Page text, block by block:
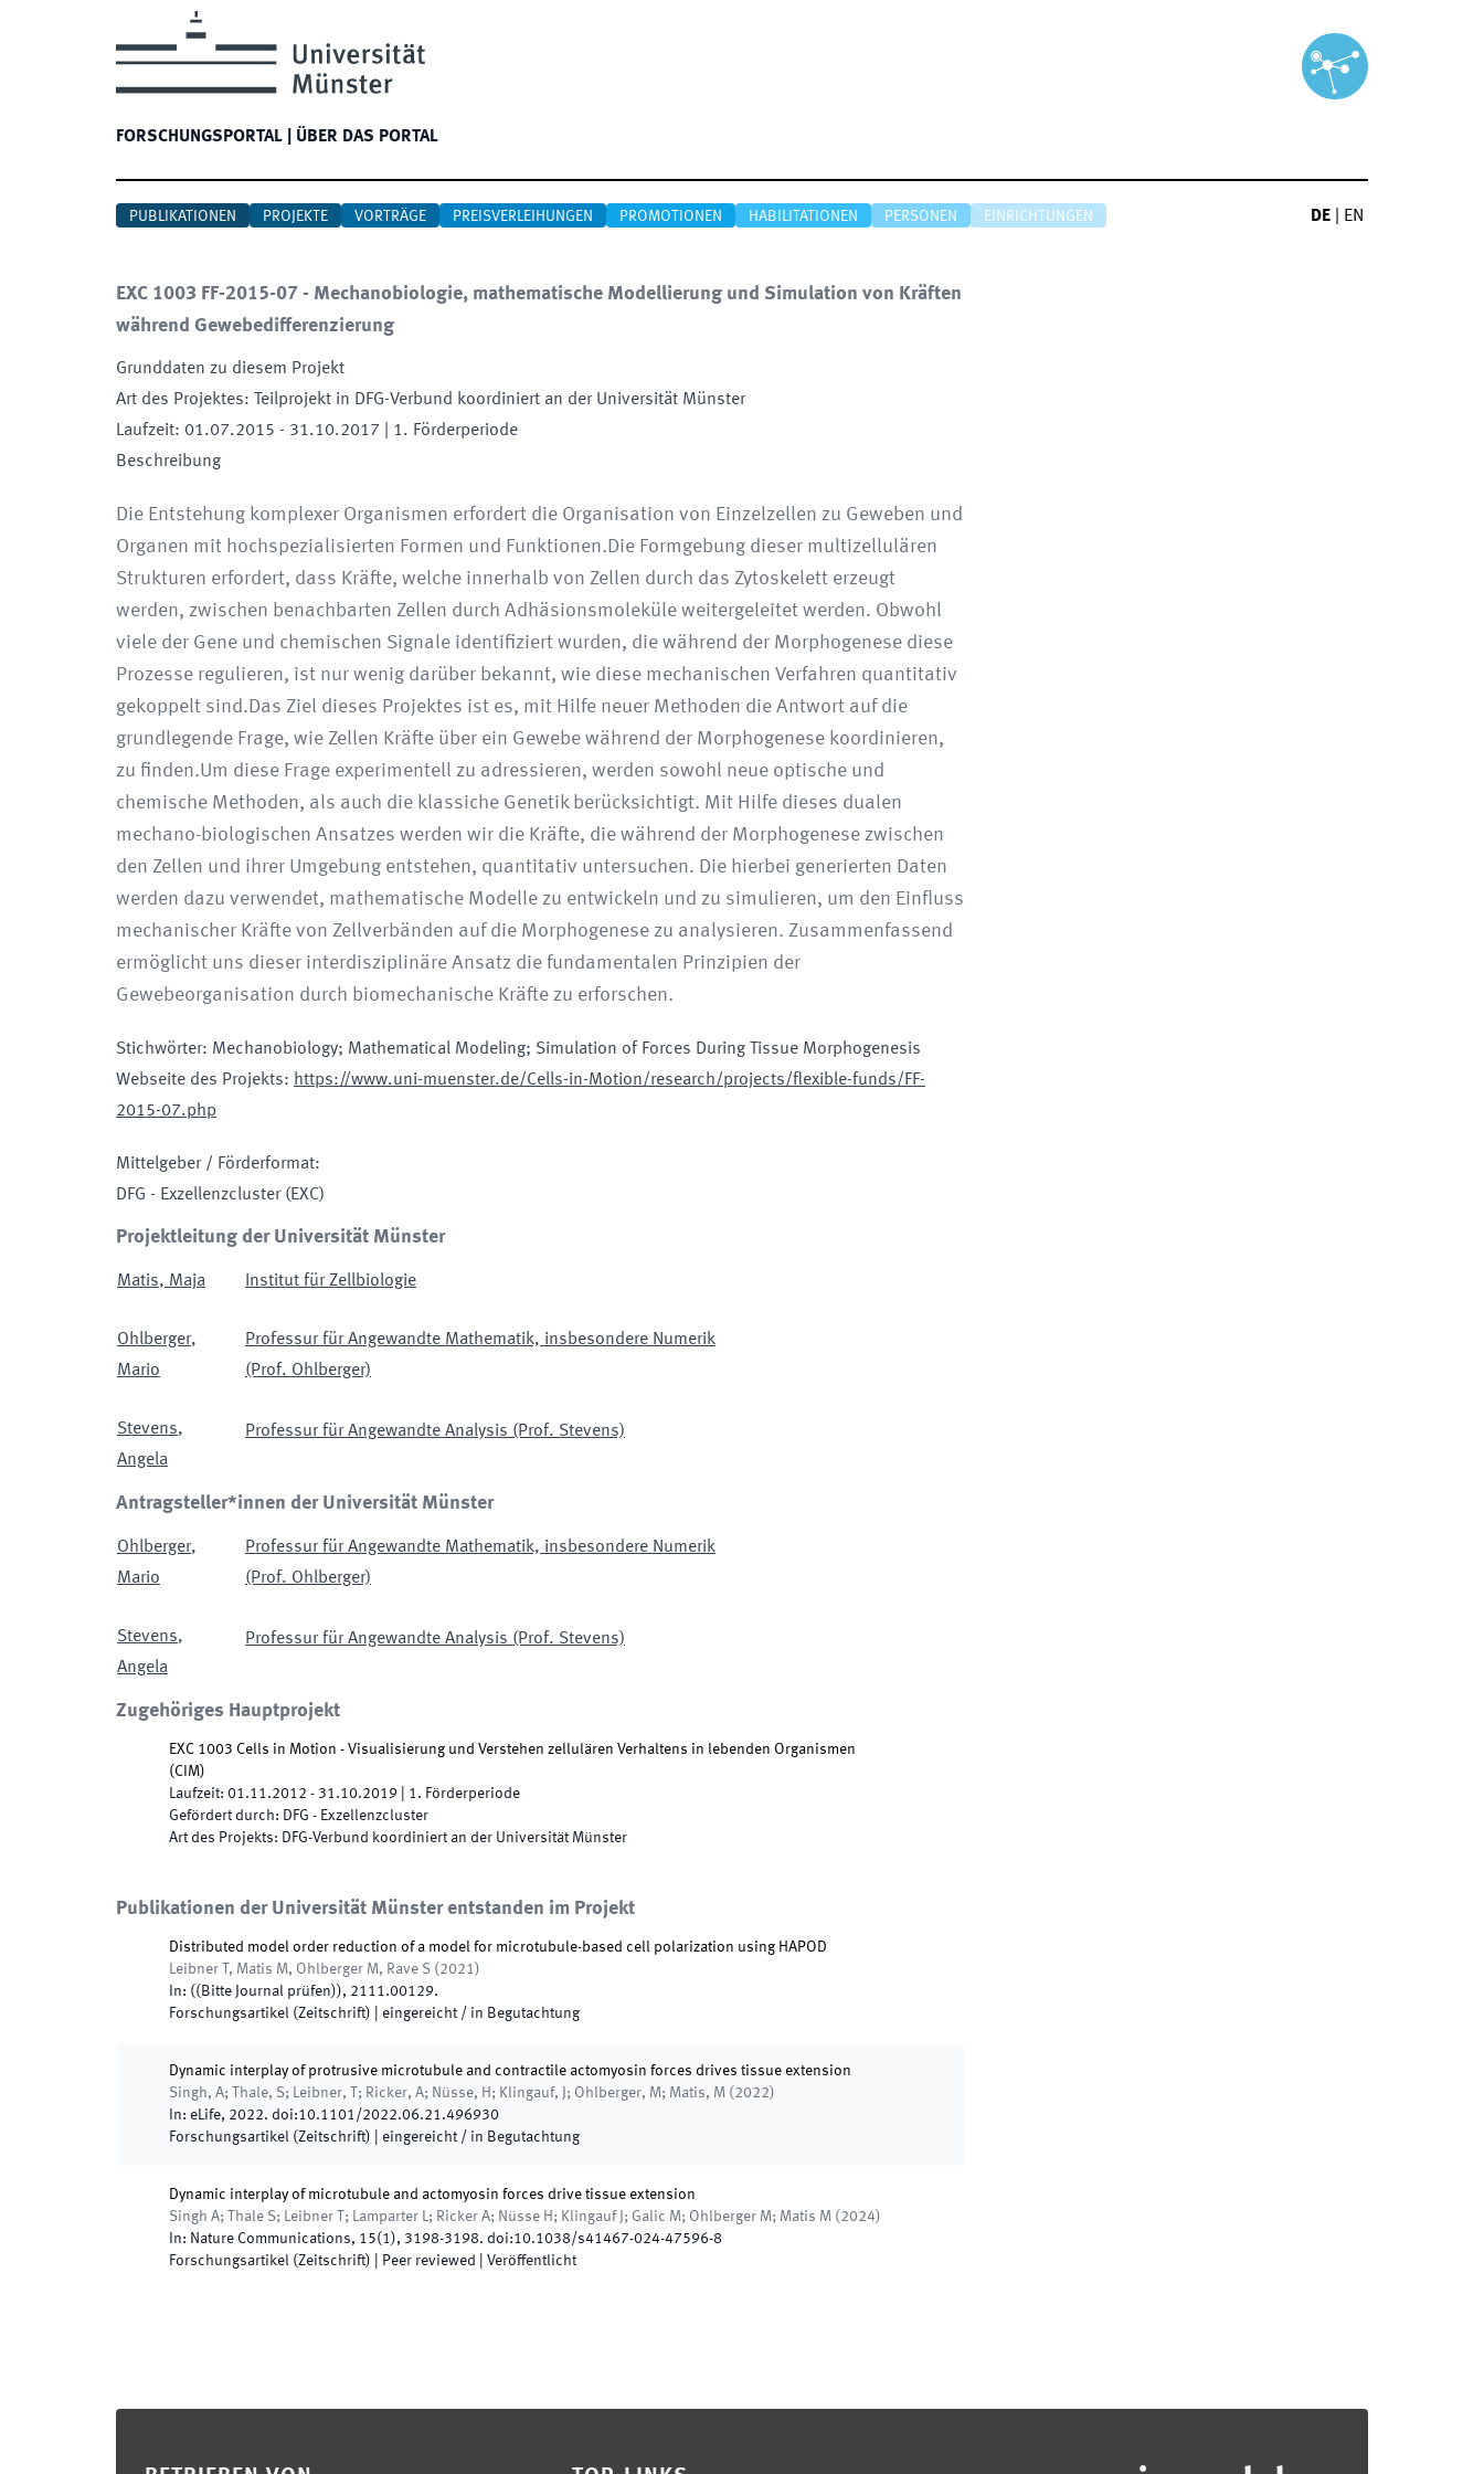
FORSCHUNGSPORTAL ÜBER DAS PORTAL
PUBLIKATIONEN PROJEKTE VORTRÄGE PREISVERLEIHUNGEN PROMOTIONEN HABILITATIONEN PERSONEN EINRICHTUNGEN DE EN
EXC 1003 FF-2015-07 - Mechanobiologie, mathematische Modellierung und Simulation von Kräften
während Gewebedifferenzierung
Grunddaten zu diesem Projekt
Art des Projektes:
Teilprojekt in DFG-Verbund koordiniert an der Universität Münster
Laufzeit: 01.07.2015 - 31.10.2017 | 1. Förderperiode
Beschreibung
Die Entstehung komplexer Organismen erfordert die Organisation von Einzelzellen zu Geweben und
Organen mit hochspezialisierten Formen und Funktionen.Die Formgebung dieser multizellulären
Strukturen erfordert, dass Kräfte, welche innerhalb von Zellen durch das Zytoskelett erzeugt
werden, zwischen benachbarten Zellen durch Adhäsionsmoleküle weitergeleitet werden. Obwohl
viele der Gene und chemischen Signale identifiziert wurden, die während der Morphogenese diese
Prozesse regulieren, ist nur wenig darüber bekannt, wie diese mechanischen Verfahren quantitativ
gekoppelt sind.Das Ziel dieses Projektes ist es, mit Hilfe neuer Methoden die Antwort auf die
grundlegende Frage, wie Zellen Kräfte über ein Gewebe während der Morphogenese koordinieren,
zu finden.Um diese Frage experimentell zu adressieren, werden sowohl neue optische und
chemische Methoden, als auch die klassiche Genetik berücksichtigt. Mit Hilfe dieses dualen
mechano-biologischen Ansatzes werden wir die Kräfte, die während der Morphogenese zwischen
den Zellen und ihrer Umgebung entstehen, quantitativ untersuchen. Die hierbei generierten Daten
werden dazu verwendet, mathematische Modelle zu entwickeln und zu simulieren, um den Einfluss
mechanischer Kräfte von Zellverbänden auf die Morphogenese zu analysieren. Zusammenfassend
ermöglicht uns dieser interdisziplinäre Ansatz die fundamentalen Prinzipien der
Gewebeorganisation durch biomechanische Kräfte zu erforschen.
Stichwörter: Mechanobiology; Mathematical Modeling; Simulation of Forces During Tissue Morphogenesis
Webseite des Projekts: https://www.uni-muenster.de/Cells-in-Motion/research/projects/flexible-funds/FF-
2015-07.php
Mittelgeber / Förderformat:
DFG - Exzellenzcluster(EXC)
Projektleitung der Universität Münster
Matis, Maja Institut für Zellbiologie
Ohlberger,
Mario
Professur für Angewandte Mathematik, insbesondere Numerik
(Prof. Ohlberger)
Stevens,
Angela
Professur für Angewandte Analysis (Prof. Stevens)
Antragsteller*innen der Universität Münster
Ohlberger,
Mario
Professur für Angewandte Mathematik, insbesondere Numerik
(Prof. Ohlberger)
Stevens,
Angela
Professur für Angewandte Analysis (Prof. Stevens)
Zugehöriges Hauptprojekt
EXC 1003 Cells in Motion - Visualisierung und Verstehen zellulären Verhaltens in lebenden Organismen
(CIM)
Laufzeit: 01.11.2012 - 31.10.2019 1. Förderperiode
Gefördert durch: DFG - Exzellenzcluster
Art des Projekts: DFG-Verbund koordiniert an der Universität Münster
Publikationen der Universität Münster entstanden im Projekt
Distributed model order reduction of a model for microtubule-based cell polarization using HAPOD
Leibner T, Matis M, Ohlberger M, Rave S ( 2021)
In: ((Bitte Journal prüfen)), 2111.00129.
Forschungsartikel (Zeitschrift)
eingereicht / in Begutachtung
Dynamic interplay of protrusive microtubule and contractile actomyosin forces drives tissue extension
Singh, A; Thale, S; Leibner, T; Ricker, A; Nüsse, H; Klingauf, J; Ohlberger, M; Matis, M ( 2022)
In: eLife, 2022. doi:10.1101/2022.06.21.496930
Forschungsartikel (Zeitschrift)
eingereicht / in Begutachtung
Dynamic interplay of microtubule and actomyosin forces drive tissue extension
Singh A; Thale S; Leibner T; Lamparter L; Ricker A; Nüsse H; Klingauf J; Galic M; Ohlberger M; Matis M ( 2024)
In: Nature Communications, 15(1), 3198-3198. doi:10.1038/s41467-024-47596-8
Forschungsartikel (Zeitschrift) | Peer reviewed Veröffentlicht